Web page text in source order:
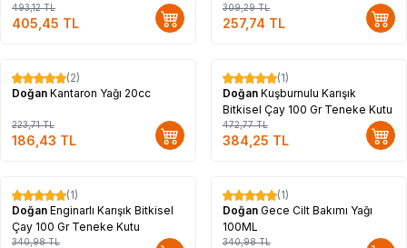
493,12TL
405,45 TL
309,29TL
257,74 TL
%17
(2)
Doğan Kantaron Yağı 20cc
223,71TL
186,43 TL
%19
(1)
Doğan Kuşburnulu Karışık
Bitkisel Çay 100 Gr Teneke Kutu
472,77TL
384,25 TL
%17
(1)
Doğan Enginarlı Karışık Bitkisel
Çay 100 Gr Teneke Kutu
340,98TL
%17
(1)
Doğan Gece Cilt Bakımı Yağı
100ML
340,98TL